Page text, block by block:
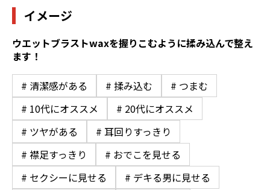
イメージ
ウエットブラストwaxを握りこむように揉み込んで整え
ます！
# 清潔感がある # 揉み込む
# つまむ
# 10代にオススメ
# 20代にオススメ
# ツヤがある
# 耳回りすっきり
# 襟足すっきり
# おでこを見せる
# セクシーに見せる
# デキる男に見せる